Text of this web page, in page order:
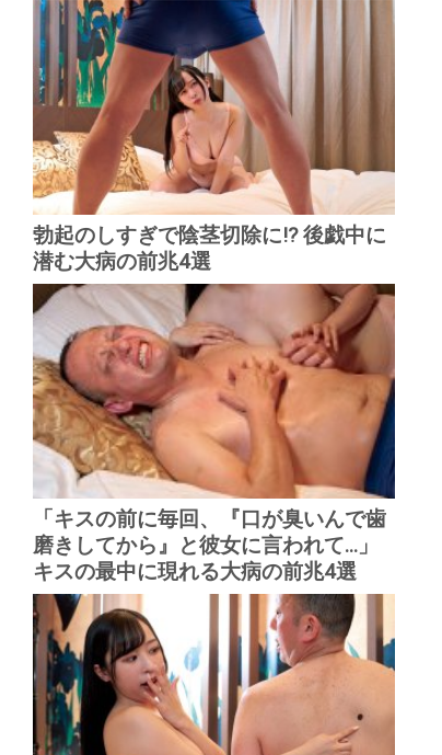
勃起のしすぎで陰茎切除に!? 後戯中に
潜む大病の前兆4選
「キスの前に毎回、『口が臭いんで歯
磨きしてから』と彼女に言われて...」
キスの最中に現れる大病の前兆4選